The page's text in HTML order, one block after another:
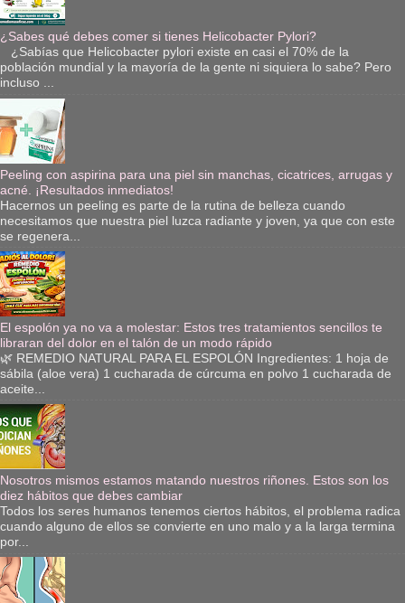
¿Sabes qué debes comer si tienes Helicobacter Pylori?
¿Sabías que Helicobacter pylori existe en casi el 70% de la
población mundial y la mayoría de la gente ni siquiera lo sabe? Pero
incluso ...
Peeling con aspirina para una piel sin manchas, cicatrices, arrugas y
acné. ¡Resultados inmediatos!
Hacernos un peeling es parte de la rutina de belleza cuando
necesitamos que nuestra piel luzca radiante y joven, ya que con este
se regenera...
El espolón ya no va a molestar: Estos tres tratamientos sencillos te
libraran del dolor en el talón de un modo rápido
🌿 REMEDIO NATURAL PARA EL ESPOLÓN Ingredientes: 1 hoja de
sábila (aloe vera) 1 cucharada de cúrcuma en polvo 1 cucharada de
aceite...
Nosotros mismos estamos matando nuestros riñones. Estos son los
diez hábitos que debes cambiar
Todos los seres humanos tenemos ciertos hábitos, el problema radica
cuando alguno de ellos se convierte en uno malo y a la larga termina
por...